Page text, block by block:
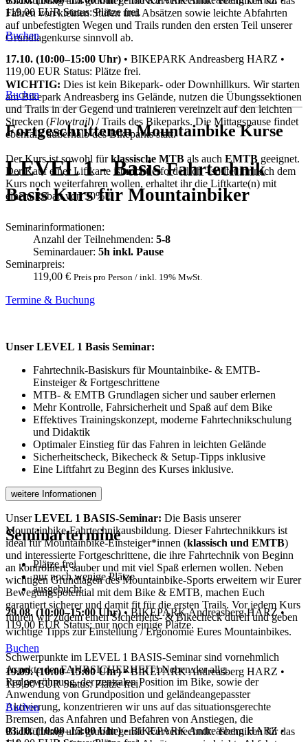
Fahren von kleinen Stufen und Absätzen sowie leichte Abfahrten
auf unbefestigten Wegen und Trails runden den ersten Teil unserer
Grundlagenkurse sinnvoll ab.
WICHTIG: Dies ist kein Bikepark- oder Downhillkurs. Wir starten
am Bikepark Andreasberg ins Gelände, nutzen die Übungssektionen
und Trails in der Gegend und trainieren vereinzelt auf den leichten
Strecken (Flowtrail) / Trails des Bikeparks. Die Mittagspause findet
ebenfalls außerhalb des Bikeparks statt.
Der Kurs ist sowohl fürklassische MTB als auch EMTB geeignet.
Der Kauf einer Liftkarte istnicht erforderlich - solltet ihr nach dem
Kurs noch weiterfahren wollen, erhaltet ihr die Liftkarte(n) mit
einem Rabatt von 30% !
119,00 EURStatus: Plätze frei.
Buchen
17.10. (10:00–15:00 Uhr) • BIKEPARK Andreasberg HARZ •
119,00 EUR Status: Plätze frei.
Buchen
Fortgeschrittenen Mountainbike Kurse
LEVEL 1 - BasisFahrtechnik
Basis Kurs für Mountainbiker
Seminarinformationen:
Anzahl der Teilnehmenden: 5-8
Seminardauer: 5h inkl. Pause
Seminarpreis:
119,00 € Preis pro Person / inkl. 19% MwSt.
Termine & Buchung
Unser LEVEL 1 Basis Seminar:
Fahrtechnik-Basiskurs für Mountainbike- & EMTB-
Einsteiger & Fortgeschrittene
MTB- & EMTB Grundlagen sicher und sauber erlernen
Mehr Kontrolle, Fahrsicherheit und Spaß auf dem Bike
Effektives Trainingskonzept, moderne Fahrtechnikschulung
und Didaktik
Optimaler Einstieg für das Fahren in leichten Gelände
Sicherheitscheck, Bikecheck & Setup-Tipps inklusive
Eine Liftfahrt zu Beginn des Kurses inklusive.
weitere Informationen
UnserLEVEL 1 BASIS-Seminar: Die Basis unserer
Mountainbike-Fahrtechnikausbildung. Dieser Fahrtechnikkurs ist
ideal für Mountainbike-Einsteiger*innen (klassisch und EMTB)
und interessierte Fortgeschrittene, die ihre Fahrtechnik von Beginn
an kontrolliert, sauber und mit viel Spaß erlernen wollen. Neben
wichtigen Grundlagen des Mountainbike-Sports erweitern wir Eurer
Bewegungspotential mit dem Bike & EMTB, machen Euch
garantiert sicherer und damit fit für die ersten Trails. Vor jedem Kurs
führen wir zudem einen Sicherheits- & Bikecheck durch und geben
wichtige Tipps zur Einstellung / Ergonomie Eures Mountainbikes.
Schwerpunkte im LEVEL 1 BASIS-Seminar sind vornehmlich
Aspekte der FAHRSICHERHEIT! Neben der allg.
Radgewöhnung, der zentralen Position im Bike, sowie der
Anwendung von Grundposition und geländeangepasster
Aktivierung, konzentrieren wir uns auf das situationsgerechte
Bremsen, das Anfahren und Befahren von Anstiegen, die
Blickführung und grundlegende Kurventechnik. Techniken für das
Seminartermine
Plätze frei
nur noch wenige Plätze
ausgebucht
29.08. (10:00–15:00 Uhr)• BIKEPARK Andreasberg HARZ•
119,00 EURStatus: nur noch einige Plätze.
Buchen
19.09. (10:00–15:00 Uhr)• BIKEPARK Andreasberg HARZ •
119,00 EURStatus: Plätze frei.
Buchen
03.10. (10:00–15:00 Uhr)• BIKEPARK Andreasberg HARZ•